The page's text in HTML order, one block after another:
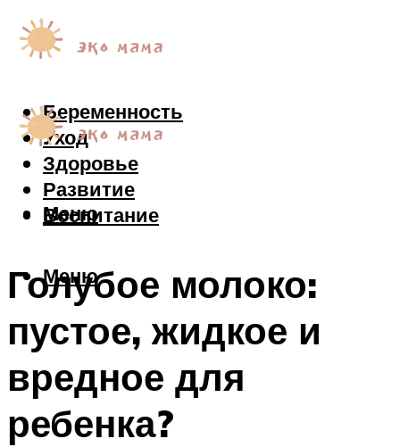
Беременность
Уход
Здоровье
Развитие
Воспитание
Меню
Меню
Голубое молоко:
пустое, жидкое и
вредное для
ребенка?